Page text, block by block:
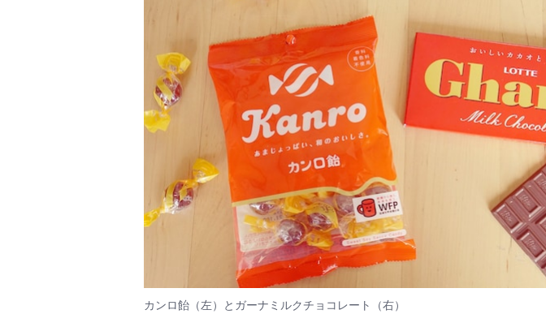
カンロ飴（左）とガーナミルクチョコレート（右）